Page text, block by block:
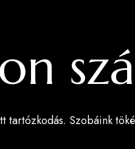
tartózkodás. Szobáink